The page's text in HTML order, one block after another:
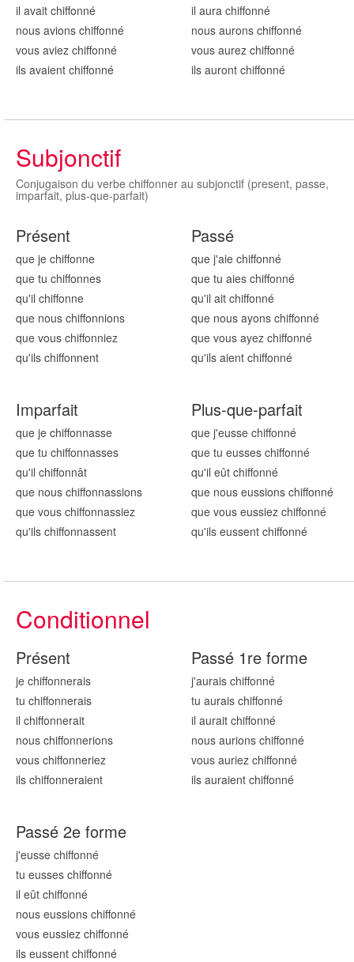
il avait chiffonné
nous avions chiffonné
vous aviez chiffonné
ils avaient chiffonné
il aura chiffonné
nous aurons chiffonné
vous aurez chiffonné
ils auront chiffonné
Subjonctif
Conjugaison du verbe chiffonner au subjonctif (present, passe,
imparfait, plus-que-parfait)
Présent
que je chiffonne
que tu chiffonnes
qu'il chiffonne
que nous chiffonnions
que vous chiffonniez
qu'ils chiffonnent
Passé
que j'aie chiffonné
que tu aies chiffonné
qu'il ait chiffonné
que nous ayons chiffonné
que vous ayez chiffonné
qu'ils aient chiffonné
Imparfait
que je chiffonnasse
que tu chiffonnasses
qu'il chiffonnât
que nous chiffonnassions
que vous chiffonnassiez
qu'ils chiffonnassent
Plus-que-parfait
que j'eusse chiffonné
que tu eusses chiffonné
qu'il eût chiffonné
que nous eussions chiffonné
que vous eussiez chiffonné
qu'ils eussent chiffonné
Conditionnel
Présent
je chiffonnerais
tu chiffonnerais
il chiffonnerait
nous chiffonnerions
vous chiffonneriez
ils chiffonneraient
Passé 1re forme
j'aurais chiffonné
tu aurais chiffonné
il aurait chiffonné
nous aurions chiffonné
vous auriez chiffonné
ils auraient chiffonné
Passé 2e forme
j'eusse chiffonné
tu eusses chiffonné
il eût chiffonné
nous eussions chiffonné
vous eussiez chiffonné
ils eussent chiffonné